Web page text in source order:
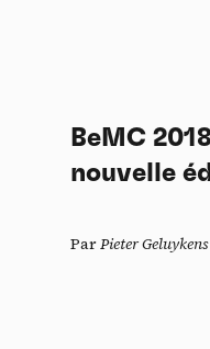
BeMC
nouvelle
ParPieter Geluykens